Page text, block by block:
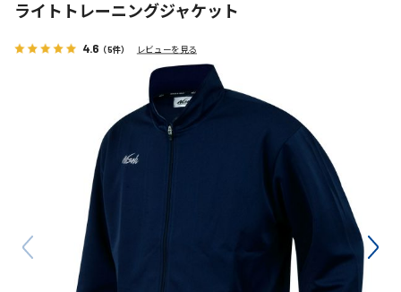
ライトトレーニングジャケット
4.6 （5件） レビューを見る